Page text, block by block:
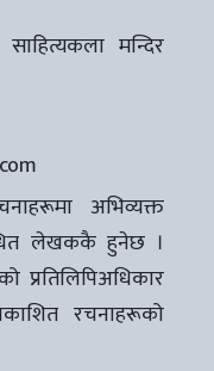
मन्दिर
अभिव्यक्त
लेखककै हुनेछ ।
प्रतिलिपिअधिकार
रचनाहरूको